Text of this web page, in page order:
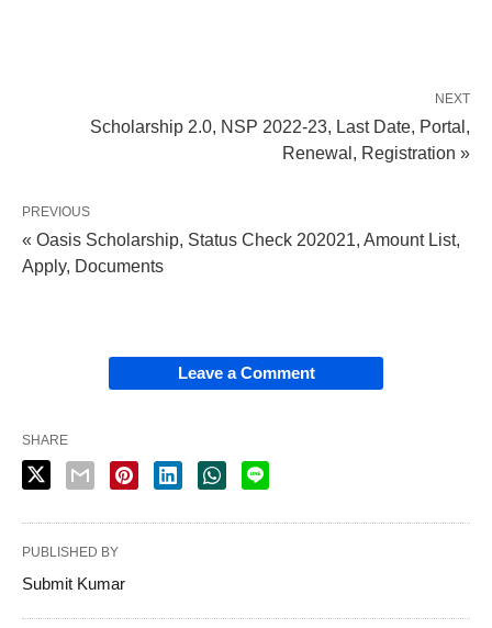
NEXT
Scholarship 2.0, NSP 2022-23, Last Date, Portal,
Renewal, Registration »
PREVIOUS
« Oasis Scholarship, Status Check 202021, Amount List,
Apply, Documents
Leave a Comment
SHARE
PUBLISHED BY
Submit Kumar